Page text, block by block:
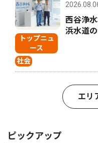
トップニュ
ース
社会
西谷浄
浜水道
エリ
ピックアップ